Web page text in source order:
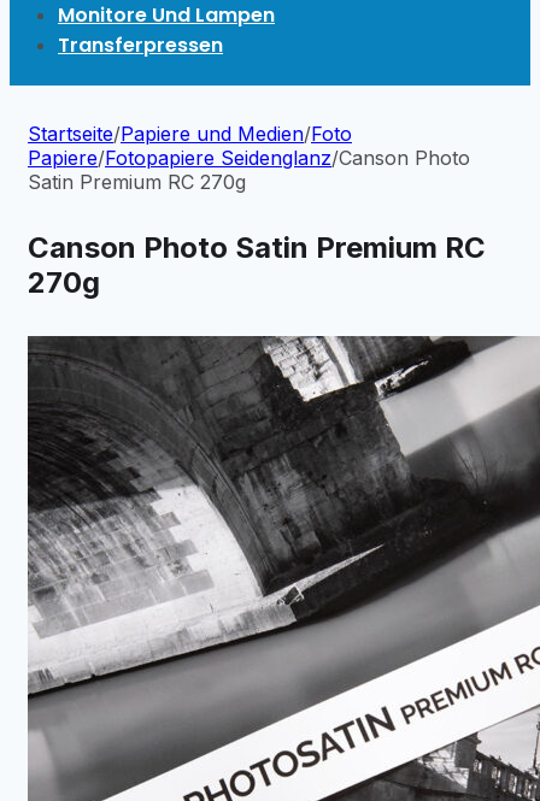
Monitore Und Lampen
Transferpressen
Startseite/Papiere und Medien/Foto
Papiere/Fotopapiere Seidenglanz/Canson Photo
Satin Premium RC 270g
Canson Photo Satin Premium RC
270g